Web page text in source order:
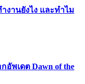
ำงานยังไง และทำไม
อัพเดต Dawn of the